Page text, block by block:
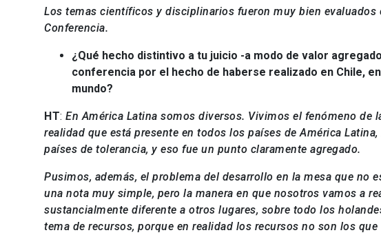
Los temas científicos y disciplinarios fueron muy bien evaluados
Conferencia.
¿Qué hecho distintivo a tu juicio -a modo de valor
conferencia por el hecho de haberse realizado en Chile,
mundo?
HT: En América Latina somos diversos. Vivimos el fenómeno de
realidad que está presente en todos los países de América
países de tolerancia, y eso fue un punto claramente agregado.
Pusimos, además, el problema del desarrollo en la mesa que no
una nota muy simple, pero la manera en que nosotros vamos a
sustancialmente diferente a otros lugares, sobre todo los
tema de recursos, porque en realidad los recursos no son los